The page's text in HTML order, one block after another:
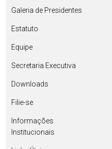
Galeria de Presidentes
Estatuto
Equipe
Secretaria Executiva
Downloads
Filie-se
Informações
Institucionais